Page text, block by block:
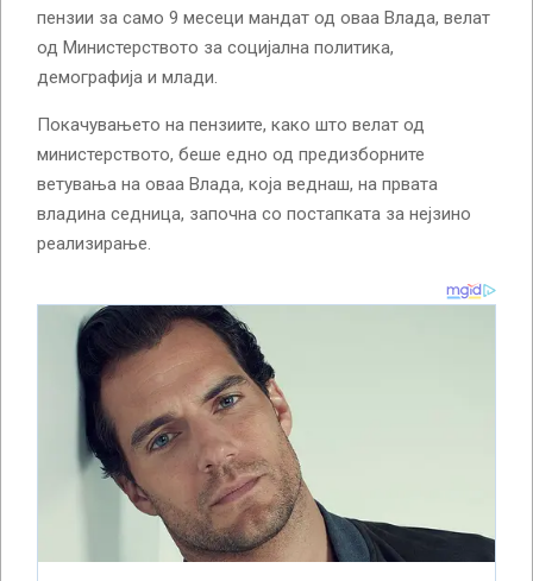
пензии за само 9 месеци мандат од оваа Влада, велат
од Министерството за социјална политика,
демографија и млади.
Покачувањето на пензиите, како што велат од
министерството, беше едно од предизборните
ветувања на оваа Влада, која веднаш, на првата
владина седница, започна со постапката за нејзино
реализирање.